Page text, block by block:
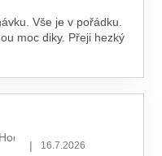
Vše je v pořádku.
moc diky. Přeji hezký
Hodnocení obchodu je 5 z 5
| 16.7.2026